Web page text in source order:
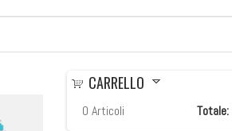
CARRELLO
0 Articoli Totale: